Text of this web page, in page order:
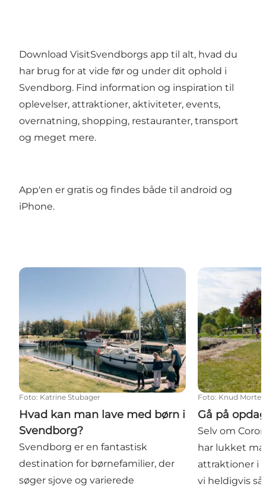
Download VisitSvendborgs app til alt, hvad du
har brug for at vide før og under dit ophold i
Svendborg. Find information og inspiration til
oplevelser, attraktioner, aktiviteter, events,
overnatning, shopping, restauranter, transport
og meget mere.
App'en er gratis og findes både til android og
iPhone.
Hvad kan man lave med børn i Svendborg?
Foto: Katrine Stubager
Hvad kan man lave med børn i
Svendborg?
Svendborg er en fantastisk
destination for børnefamilier, der
søger sjove og varierede
Gå på
Foto: Knud
Gå på
Selv om
har lukket
attraktioner i
vi heldigvis